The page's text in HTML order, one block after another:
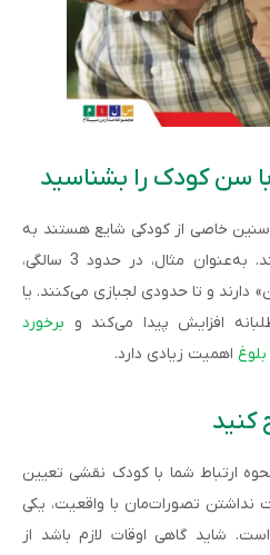
سن کودک را بشناسید
سنین خاصی از کودکی شایع هستند به
کنترل عصبانیت­‌تان کمک می­کند. به‌عنوان مثال، در حدود 3 سالگی،
دارند و تا حدودی لجبازی می‌کنند. یا
افزایش پیدا می‌کند و برخورد
اهمیت زیادی دارد.
کنید
نحوه ارتباط شما با کودک نقشی تعیین
نداشتن تصورات‌­مان با واقعیت، یکی
شاید گاهی اوقات لازم باشد از